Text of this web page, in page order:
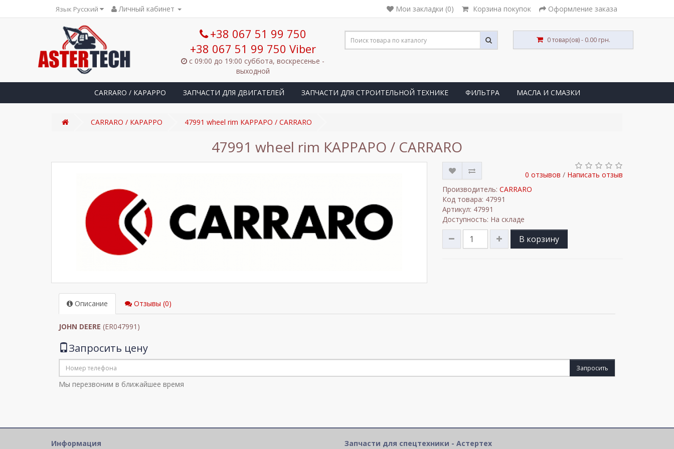
Язык Русский Личный кабинет Мои закладки (0) Корзина покупок Оформление заказа
+38 067 51 99 750
+38 067 51 99 750 Viber
с 09:00 до 19:00 суббота, воскресенье -
выходной
0 товар(ов) - 0.00 грн.
CARRARO / КАРАРРО ЗАПЧАСТИ ДЛЯ ДВИГАТЕЛЕЙ ЗАПЧАСТИ ДЛЯ СТРОИТЕЛЬНОЙ ТЕХНИКЕ ФИЛЬТРА МАСЛА И СМАЗКИ
CARRARO / КАРАРРО 47991 wheel rim КАРРАРО / CARRARO
47991 wheel rim КАРРАРО / CARRARO
0 отзывов / Написать отзыв
Производитель: CARRARO
Код товара: 47991
Артикул: 47991
Доступность: На складе
В корзину
Описание Отзывы (0)
JOHN DEERE (ER047991)
Запросить цену
Запросить
Мы перезвоним в ближайшее время
Информация Запчасти для спецтехники - Астертех